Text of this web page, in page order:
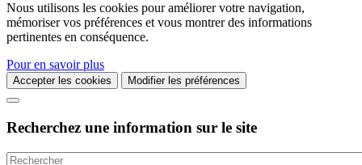
Nous utilisons les cookies pour améliorer votre navigation,
mémoriser vos préférences et vous montrer des informations
pertinentes en conséquence.
Pour en savoir plus
Accepter les cookies Modifier les préférences
Recherchez une information sur le site